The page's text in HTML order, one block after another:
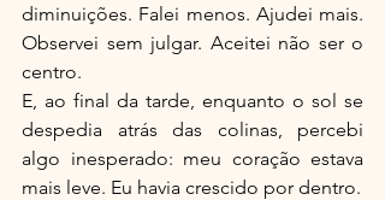
diminuições. Falei menos. Ajudei mais.
Observei sem julgar. Aceitei não ser o
centro.
E, ao final da tarde, enquanto o sol se
despedia atrás das colinas, percebi
algo inesperado: meu coração estava
mais leve. Eu havia crescido por dentro.